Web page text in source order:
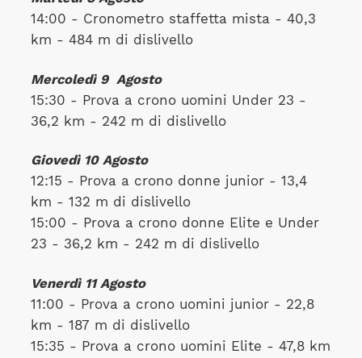
14:00 - Cronometro staffetta mista - 40,3
km - 484 m di dislivello
Mercoledì 9
Agosto
15:30 - Prova a crono uomini Under 23 -
36,2 km - 242 m di dislivello
Giovedì 10 Agosto
12:15 - Prova a crono donne junior - 13,4
km - 132 m di dislivello
15:00 - Prova a crono donne Elite e Under
23 - 36,2 km - 242 m di dislivello
Venerdì 11 Agosto
11:00 - Prova a crono uomini junior - 22,8
km - 187 m di dislivello
15:35 - Prova a crono uomini Elite - 47,8 km